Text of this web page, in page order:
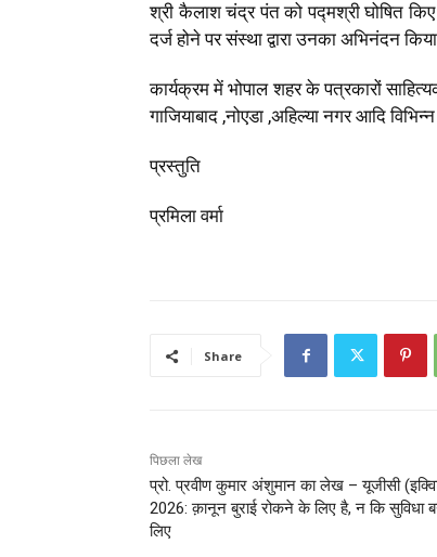
श्री कैलाश चंद्र पंत को पद्मश्री घोषित
दर्ज होने पर संस्था द्वारा उनका अभिनंदन
कार्यक्रम में भोपाल शहर के पत्रकारों
गाजियाबाद ,नोएडा ,अहिल्या नगर आदि
प्रस्तुति
प्रमिला वर्मा
Share
पिछला लेख
प्रो. प्रवीण कुमार अंशुमान का लेख – यूजीसी
2026: क़ानून बुराई रोकने के लिए है, न कि सुविधा
लिए